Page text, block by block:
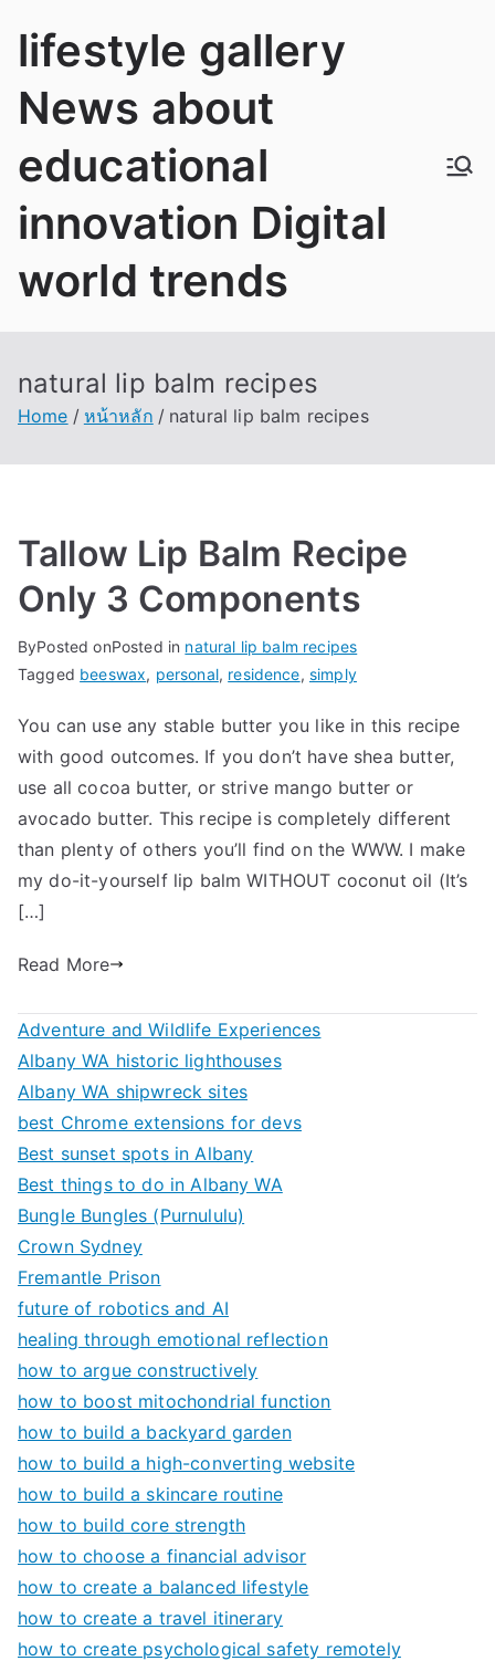
lifestyle gallery
News about
educational
innovation Digital
world trends
natural lip balm recipes
Home หน้าหลัก natural lip balm recipes
Tallow Lip Balm Recipe
Only 3 Components
ByPosted onPosted in natural lip balm recipes
Tagged beeswax, personal, residence, simply
You can use any stable butter you like in this recipe
with good outcomes. If you don’t have shea butter,
use all cocoa butter, or strive mango butter or
avocado butter. This recipe is completely different
than plenty of others you’ll find on the WWW. I make
my do-it-yourself lip balm WITHOUT coconut oil (It’s
[…]
Read More
Adventure and Wildlife Experiences
Albany WA historic lighthouses
Albany WA shipwreck sites
best Chrome extensions for devs
Best sunset spots in Albany
Best things to do in Albany WA
Bungle Bungles (Purnululu)
Crown Sydney
Fremantle Prison
future of robotics and AI
healing through emotional reflection
how to argue constructively
how to boost mitochondrial function
how to build a backyard garden
how to build a high-converting website
how to build a skincare routine
how to build core strength
how to choose a financial advisor
how to create a balanced lifestyle
how to create a travel itinerary
how to create psychological safety remotely